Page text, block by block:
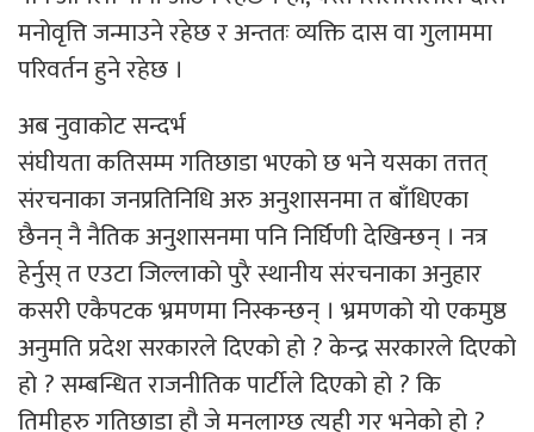
मनोवृत्ति जन्माउने रहेछ र अन्ततः व्यक्ति दास वा गुलाममा
परिवर्तन हुने रहेछ ।
अब नुवाकोट सन्दर्भ
संघीयता कतिसम्म गतिछाडा भएको छ भने यसका तत्तत्
संरचनाका जनप्रतिनिधि अरु अनुशासनमा त बाँधिएका
छैनन् नै नैतिक अनुशासनमा पनि निर्घिणी देखिन्छन् । नत्र
हेर्नुस् त एउटा जिल्लाको पुरै स्थानीय संरचनाका अनुहार
कसरी एकैपटक भ्रमणमा निस्कन्छन् । भ्रमणको यो एकमुष्ठ
अनुमति प्रदेश सरकारले दिएको हो ? केन्द्र सरकारले दिएको
हो ? सम्बन्धित राजनीतिक पार्टीले दिएको हो ? कि
तिमीहरु गतिछाडा हौ जे मनलाग्छ त्यही गर भनेको हो ?